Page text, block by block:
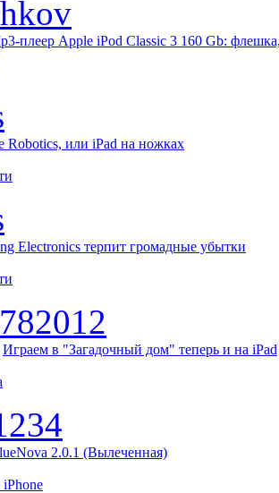
плеер Apple iPod Classic 3 160 Gb:
Robotics, или iPad на ножках
Electronics терпит громадные убытки
Играем в "Загадочный дом" теперь и на iPad
2.0.1 (Вылеченная)